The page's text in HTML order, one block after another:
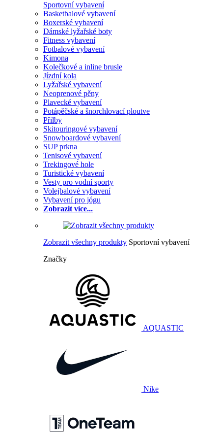
Sportovní vybavení
Basketbalové vybavení
Boxerské vybavení
Dámské lyžařské boty
Fitness vybavení
Fotbalové vybavení
Kimona
Kolečkové a inline brusle
Jízdní kola
Lyžařské vybavení
Neoprenové pěny
Plavecké vybavení
Potápěčské a šnorchlovací ploutve
Přilby
Skitouringové vybavení
Snowboardové vybavení
SUP prkna
Tenisové vybavení
Trekingové hole
Turistické vybavení
Vesty pro vodní sporty
Volejbalové vybavení
Vybavení pro jógu
Zobrazit více...
Zobrazit všechny produkty Sportovní vybavení
Značky
AQUASTIC
Nike